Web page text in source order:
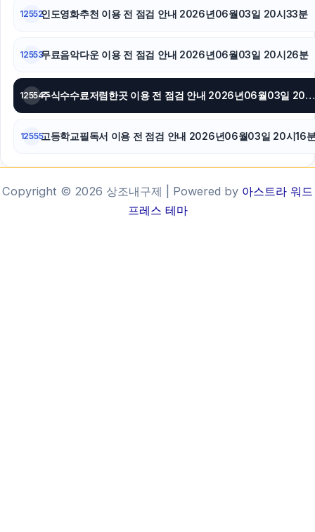
12552인도영화추천 이용 전 점검 안내 2026년06월03일 20시33분
12553무료음악다운 이용 전 점검 안내 2026년06월03일 20시26분
12554 주식수수료저렴한곳 이용 전 점검 안내 2026년06월03일 20시21분
12555고등학교필독서 이용 전 점검 안내 2026년06월03일 20시16
Copyright © 2026 상조내구제 | Powered by 아스트라 워드
프레스 테마